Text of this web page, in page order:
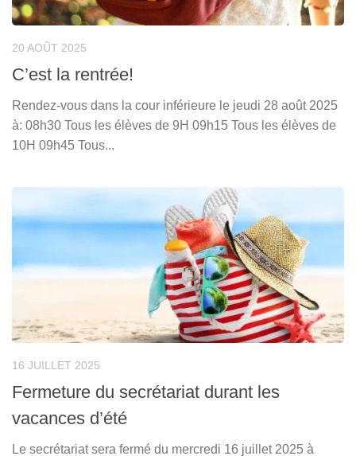
20 AOÛT 2025
C’est la rentrée!
Rendez-vous dans la cour inférieure le jeudi 28 août 2025
à: 08h30 Tous les élèves de 9H 09h15 Tous les élèves de
10H 09h45 Tous...
16 JUILLET 2025
Fermeture du secrétariat durant les
vacances d’été
Le secrétariat sera fermé du mercredi 16 juillet 2025 à